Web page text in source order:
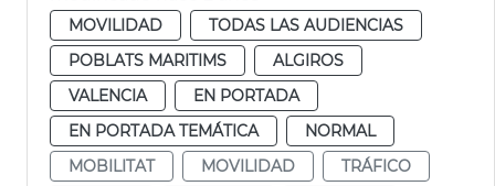
MOVILIDAD
TODAS LAS AUDIENCIAS
POBLATS MARITIMS
ALGIROS
VALENCIA
EN PORTADA
EN PORTADA TEMÁTICA
NORMAL
MOBILITAT
MOVILIDAD
TRÁFICO